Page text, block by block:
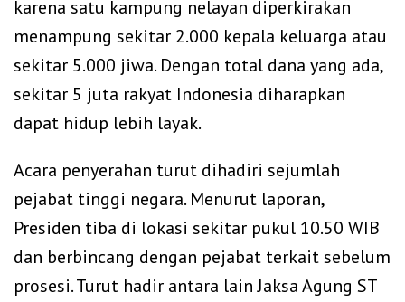
karena satu kampung nelayan diperkirakan
menampung sekitar 2.000 kepala keluarga atau
sekitar 5.000 jiwa. Dengan total dana yang ada,
sekitar 5 juta rakyat Indonesia diharapkan
dapat hidup lebih layak.
Acara penyerahan turut dihadiri sejumlah
pejabat tinggi negara. Menurut laporan,
Presiden tiba di lokasi sekitar pukul 10.50 WIB
dan berbincang dengan pejabat terkait sebelum
prosesi. Turut hadir antara lain Jaksa Agung ST